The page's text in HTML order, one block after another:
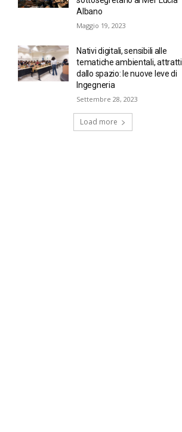
Albano
Maggio 19, 2023
Nativi digitali, sensibili alle
tematiche ambientali, attratti
dallo spazio: le nuove leve di
Ingegneria
Settembre 28, 2023
Load more